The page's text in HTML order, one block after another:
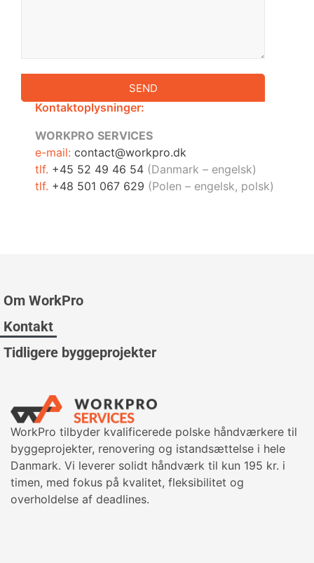
SEND
Kontaktoplysninger:
WORKPRO SERVICES
e-mail: contact@workpro.dk
tlf. +45 52 49 46 54 (Danmark – engelsk)
tlf. +48 501 067 629 (Polen – engelsk, polsk)
WorkPro tilbyder kvalificerede polske håndværkere til
byggeprojekter, renovering og istandsættelse i hele
Danmark. Vi leverer solidt håndværk til kun 195 kr. i
timen, med fokus på kvalitet, fleksibilitet og
overholdelse af deadlines.
Om WorkPro
Kontakt
Tidligere byggeprojekter